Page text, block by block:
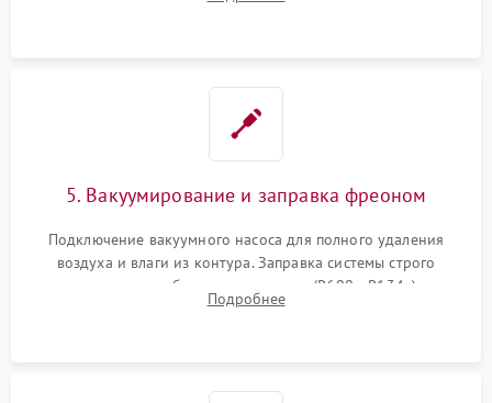
сломанных заслонок или поврежденных дверных петель.
5. Вакуумирование и заправка фреоном
Подключение вакуумного насоса для полного удаления
воздуха и влаги из контура. Заправка системы строго
дозированным объемом хладагента (R600a, R134a) по
электронным весам. Контроль рабочего давления в системе.
Подробнее